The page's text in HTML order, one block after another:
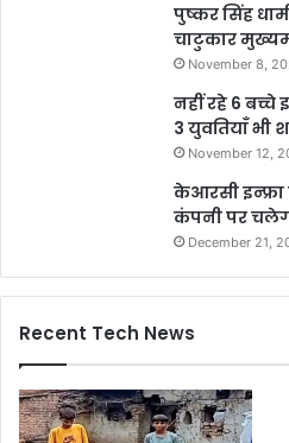
पुष्कर सिंह
चाटुकार
November 8,
नहीं रहे 6 बच्चे
3 युवतियाँ भी
November 12,
केआरसी इन्फ्रा
कंपनी पर
December 21,
Recent Tech News